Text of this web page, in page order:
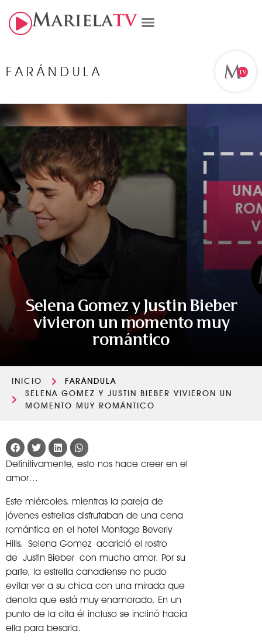
FARÁNDULA
Selena Gomez y Justin Bieber
vivieron un momento muy
romántico
INICIO
FARÁNDULA
SELENA GOMEZ Y JUSTIN BIEBER VIVIERON UN
MOMENTO MUY ROMÁNTICO
Definitivamente, esto nos hace creer en el
amor…
Este miércoles, mientras la pareja de
jóvenes estrellas disfrutaban de una cena
romántica en el hotel Montage Beverly
Hills, Selena Gomez acarició el rostro
de Justin Bieber con mucho amor. Por su
parte, la estrella canadiense no pudo
evitar ver a su chica con una mirada que
denota que está muy enamorado. En un
punto de la cita él incluso se inclinó hacia
ella para besarla.